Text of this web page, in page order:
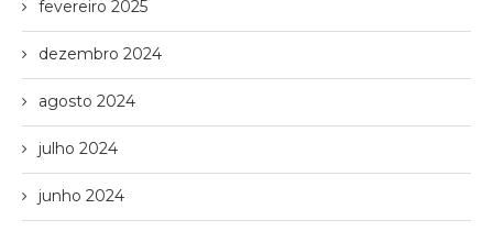
fevereiro 2025
dezembro 2024
agosto 2024
julho 2024
junho 2024